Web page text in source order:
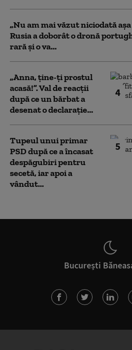
„Nu am mai văzut niciodată așa
Rusia a doborât o dronă
rară și o va...
4
„Anna, ţine-ţi prostul
acasă!”. Val de reacții
după ce un bărbat a
desenat o declarație...
5
Tupeul unui primar
PSD după ce a încasat
despăgubiri pentru
secetă, iar apoi a
vândut...
București